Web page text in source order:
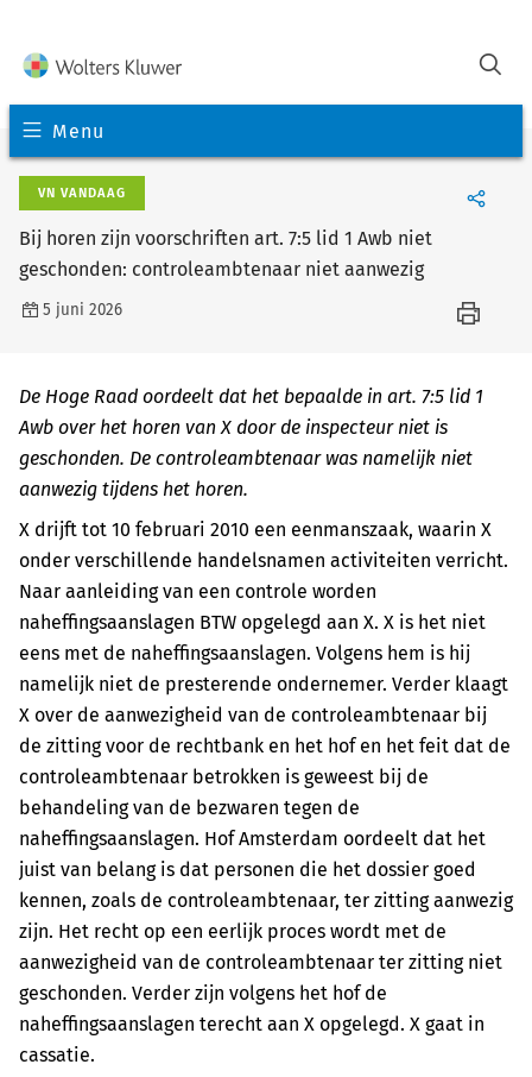
Menu
VN VANDAAG
Bij horen zijn voorschriften art. 7:5 lid 1 Awb niet
geschonden: controleambtenaar niet aanwezig
5 juni 2026
De Hoge Raad oordeelt dat het bepaalde in art. 7:5 lid 1
Awb over het horen van X door de inspecteur niet is
geschonden. De controleambtenaar was namelijk niet
aanwezig tijdens het horen.
X drijft tot 10 februari 2010 een eenmanszaak, waarin X
onder verschillende handelsnamen activiteiten verricht.
Naar aanleiding van een controle worden
naheffingsaanslagen BTW opgelegd aan X. X is het niet
eens met de naheffingsaanslagen. Volgens hem is hij
namelijk niet de presterende ondernemer. Verder klaagt
X over de aanwezigheid van de controleambtenaar bij
de zitting voor de rechtbank en het hof en het feit dat de
controleambtenaar betrokken is geweest bij de
behandeling van de bezwaren tegen de
naheffingsaanslagen. Hof Amsterdam oordeelt dat het
juist van belang is dat personen die het dossier goed
kennen, zoals de controleambtenaar, ter zitting aanwezig
zijn. Het recht op een eerlijk proces wordt met de
aanwezigheid van de controleambtenaar ter zitting niet
geschonden. Verder zijn volgens het hof de
naheffingsaanslagen terecht aan X opgelegd. X gaat in
cassatie.